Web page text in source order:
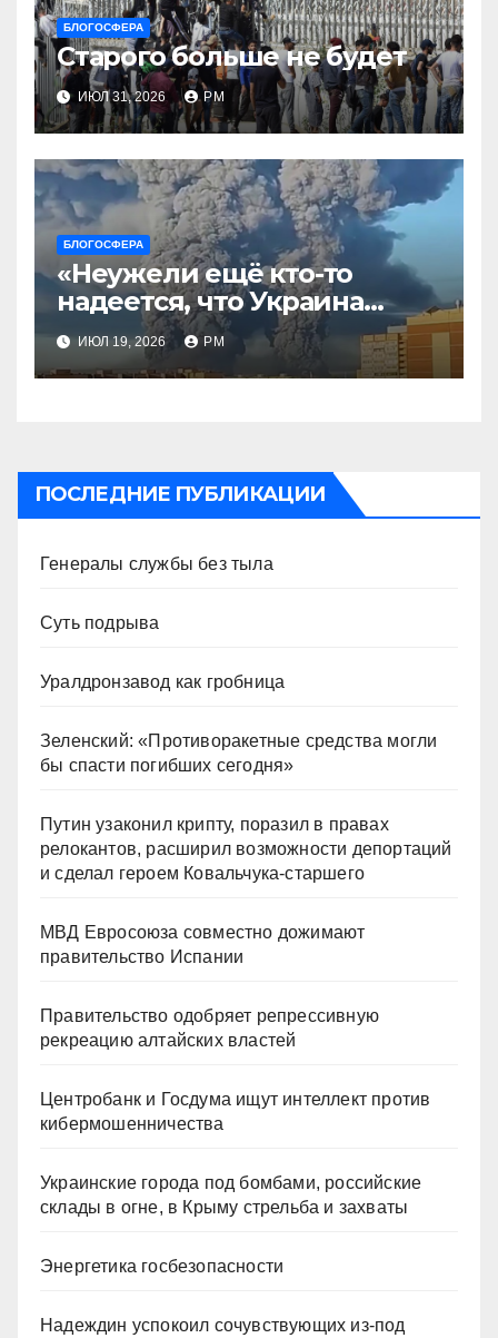
БЛОГОСФЕРА
Старого больше не будет
ИЮЛ 31, 2026 РМ
БЛОГОСФЕРА
«Неужели ещё кто-то
надеется, что Украина
будет действовать
непоследовательно?»
ИЮЛ 19, 2026 РМ
ПОСЛЕДНИЕ ПУБЛИКАЦИИ
Генералы службы без тыла
Суть подрыва
Уралдронзавод как гробница
Зеленский: «Противоракетные средства могли
бы спасти погибших сегодня»
Путин узаконил крипту, поразил в правах
релокантов, расширил возможности депортаций
и сделал героем Ковальчука-старшего
МВД Евросоюза совместно дожимают
правительство Испании
Правительство одобряет репрессивную
рекреацию алтайских властей
Центробанк и Госдума ищут интеллект против
кибермошенничества
Украинские города под бомбами, российские
склады в огне, в Крыму стрельба и захваты
Энергетика госбезопасности
Надеждин успокоил сочувствующих из-под